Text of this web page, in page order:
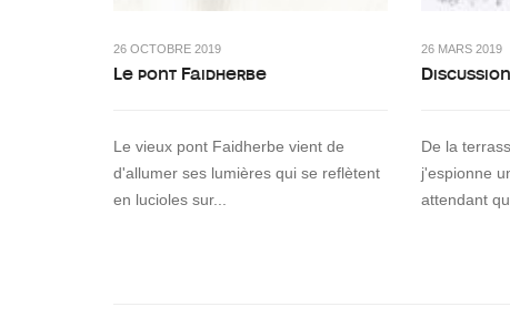
26 OCTOBRE 2019
Le pont Faidherbe
Le vieux pont Faidherbe vient de
d'allumer ses lumières qui se reflètent
en lucioles sur...
26 MARS 2019
De la
j'espionne
attendant